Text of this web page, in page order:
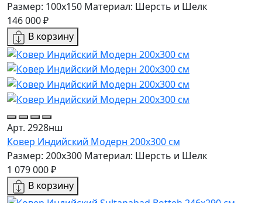
Размер: 100x150 Материал: Шерсть и Шелк
146 000 ₽
В корзину
Арт. 2928нш
Ковер Индийский Модерн 200x300 см
Размер: 200x300 Материал: Шерсть и Шелк
1 079 000 ₽
В корзину